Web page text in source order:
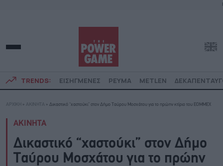
TRENDS: ΕΙΣΗΓΜΕΝΕΣ ΡΕΥΜΑ METLEN
ΑΡΧΙΚΗ » ΑΚΙΝΗΤΑ » Δικαστικό “χαστούκι” στον Δήμο Ταύρου Μοσχάτου για το πρώην κτίριο του ΕΟΜΜΕΧ
ΑΚΙΝΗΤΑ
Δικαστικό “χαστούκι” στον Δήμο
Ταύρου Μοσχάτου για το πρώην